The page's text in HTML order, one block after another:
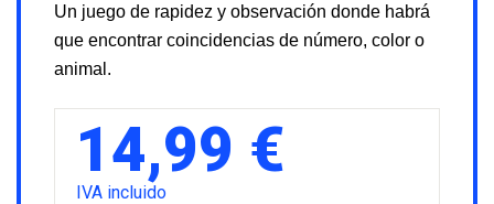
Un juego de rapidez y observación donde habrá
que encontrar coincidencias de número, color o
animal.
14,99 €
IVA incluido